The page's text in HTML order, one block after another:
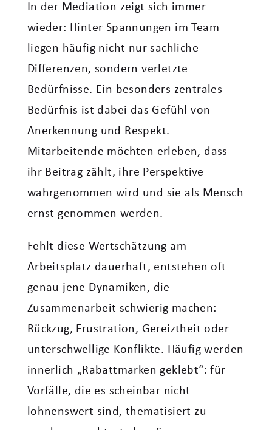
In der Mediation zeigt sich immer
wieder: Hinter Spannungen im Team
liegen häufig nicht nur sachliche
Differenzen, sondern verletzte
Bedürfnisse. Ein besonders zentrales
Bedürfnis ist dabei das Gefühl von
Anerkennung und Respekt.
Mitarbeitende möchten erleben, dass
ihr Beitrag zählt, ihre Perspektive
wahrgenommen wird und sie als Mensch
ernst genommen werden.
Fehlt diese Wertschätzung am
Arbeitsplatz dauerhaft, entstehen oft
genau jene Dynamiken, die
Zusammenarbeit schwierig machen:
Rückzug, Frustration, Gereiztheit oder
unterschwellige Konflikte. Häufig werden
innerlich „Rabattmarken geklebt“: für
Vorfälle, die es scheinbar nicht
lohnenswert sind, thematisiert zu